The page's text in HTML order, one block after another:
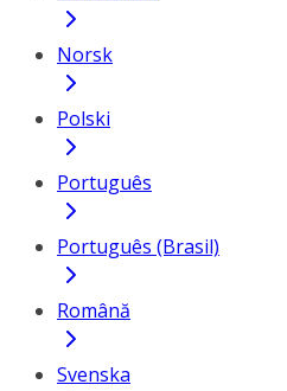
Norsk
Polski
Português
Português (Brasil)
Română
Svenska